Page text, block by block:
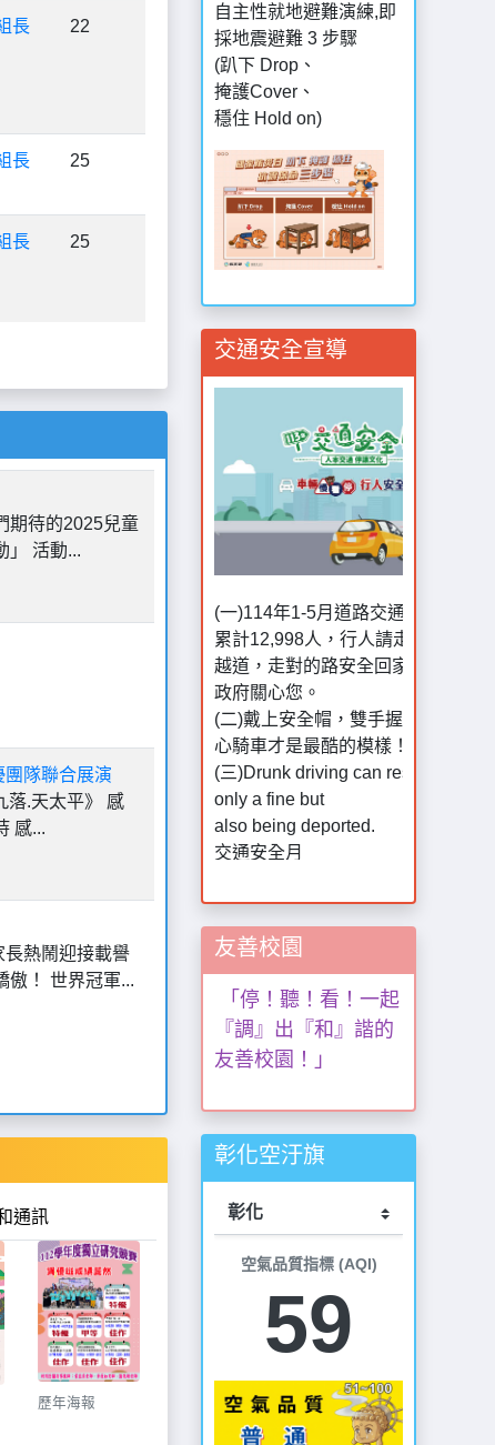
長 22
長 25
長 25
期待的2025兒童
」 活動...
團隊聯合展演
落.天太平》 感
感...
熱鬧迎接載譽
傲！ 世界冠軍...
通訊
歷年海報
自主性就地避難演練,即
採地震避難 3 步驟
(趴下 Drop、
掩護Cover、
穩住 Hold on)
交通安全宣導
(一)114年1-5月道路交通事故死傷
越道，走對的路安全回家。彰化縣
政府關心您。
(二)戴上安全帽，雙手握車把，專
心騎車才是最酷的模樣！
(三)Drunk driving can result in not
only a fine but
also being deported.
交通安全月
1.車輛慢看停，行人安全行
2.車輛遵守停讓，人走在斑馬線上
5.車子在走，停讓要有
友善校園
「停！聽！看！一起
『調』出『和』諧的
友善校園！」
彰化空汙旗
空氣品質指標 (AQI)
59